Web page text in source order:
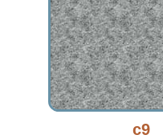
c9